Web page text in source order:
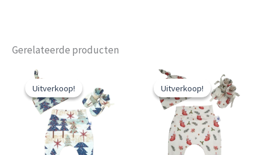
Gerelateerde producten
Uitverkoop!
Uitverkoop!
prijs
was:
€57.00.
is:
€49.99.
Uitverkoop!
Uitverkoop!
Oorspronkelijke
prijs
was:
€57.00.
is:
€49.99.